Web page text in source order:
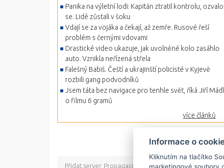
Panika na výletní lodi: Kapitán ztratil kontrolu, ozvalo
se. Lidé zůstali v šoku
Vdají se za vojáka a čekají, až zemře. Rusové řeší
problém s černými vdovami
Drastické video ukazuje, jak uvolněné kolo zasáhlo
auto. Vznikla neřízená střela
Falešný Babiš. Čeští a ukrajinští policisté v Kyjevě
rozbili gang podvodníků
Jsem táta bez navigace pro tenhle svět, říká Jiří Mádl
o filmu 6 gramů
více článků
Přidat server Propagace Co je RSS o rssMonitor.cz
Informace o
Kliknutím na tlačítko